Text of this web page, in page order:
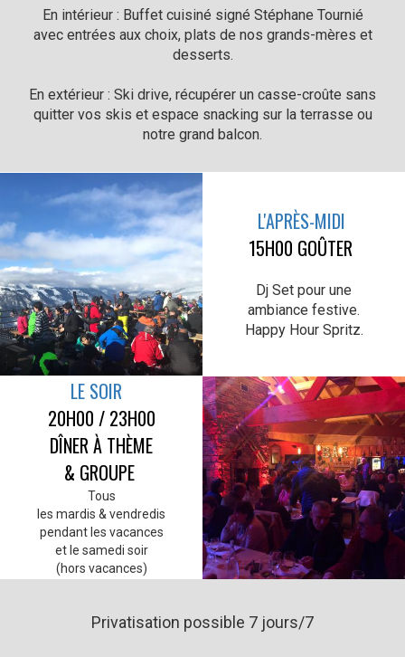
En intérieur : Buffet cuisiné signé Stéphane Tournié
avec entrées aux choix, plats de nos grands-mères et
desserts.
En extérieur : Ski drive, récupérer un casse-croûte sans
quitter vos skis et espace snacking sur la terrasse ou
notre grand balcon.
L'APRÈS-MIDI
15H00 GOÛTER
Dj Set pour une
ambiance festive.
Happy Hour Spritz.
LE SOIR
20H00 / 23H00
DÎNER À THÈME
& GROUPE
Tous
les mardis & vendredis
pendant les vacances
et le samedi soir
(hors vacances)
Privatisation possible 7 jours/7